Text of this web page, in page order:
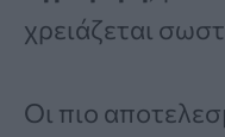
χρειάζεται
Οι πιο